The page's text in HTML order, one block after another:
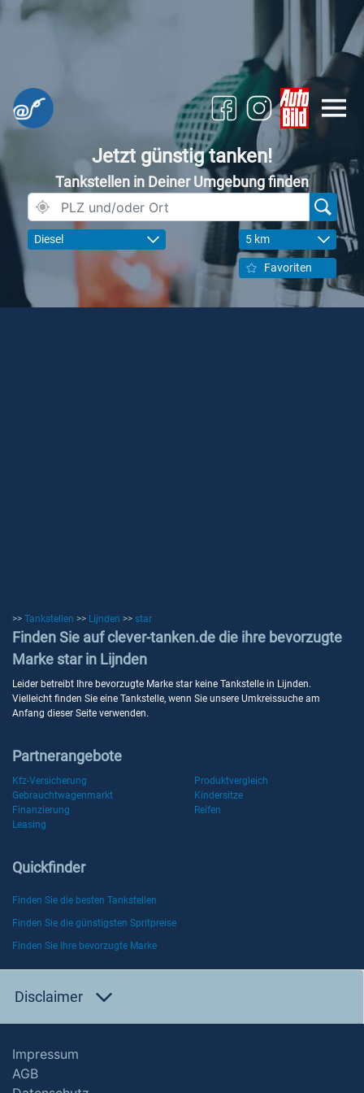
Jetzt günstig tanken!
Tankstellen in Deiner Umgebung finden
Diesel 5 km
Favoriten
>> Tankstellen >> Lijnden >> star
Finden Sie auf clever-tanken.de die ihre bevorzugte
Marke star in Lijnden
Leider betreibt Ihre bevorzugte Marke star keine Tankstelle in Lijnden.
Vielleicht finden Sie eine Tankstelle, wenn Sie unsere Umkreissuche am
Anfang dieser Seite verwenden.
Partnerangebote
Kfz-Versicherung
Produktvergleich
Gebrauchtwagenmarkt
Kindersitze
Finanzierung
Reifen
Leasing
Quickfinder
Finden Sie die besten Tankstellen
Finden Sie die günstigsten Spritpreise
Finden Sie Ihre bevorzugte Marke
Disclaimer
Impressum
AGB